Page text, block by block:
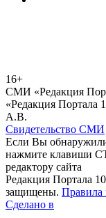
16+
СМИ «Редакция
«Редакция Портала
А.В.
Свидетельство СМИ
Если Вы
нажмите клавиши
редактору сайта
Редакция Портала
защищены. Правила
Сделано в